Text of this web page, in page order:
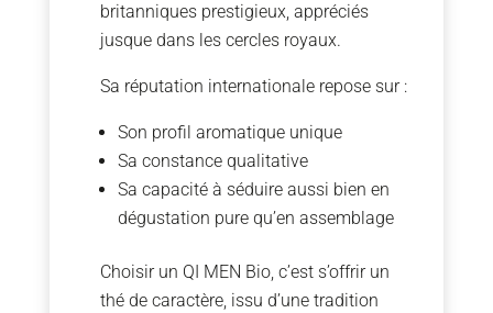
britanniques prestigieux, appréciés
jusque dans les cercles royaux.
Sa réputation internationale repose sur :
Son profil aromatique unique
Sa constance qualitative
Sa capacité à séduire aussi bien en
dégustation pure qu’en assemblage
Choisir un QI MEN Bio, c’est s’offrir un
thé de caractère, issu d’une tradition